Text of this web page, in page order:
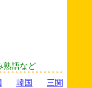
熟語など
韓国
三関